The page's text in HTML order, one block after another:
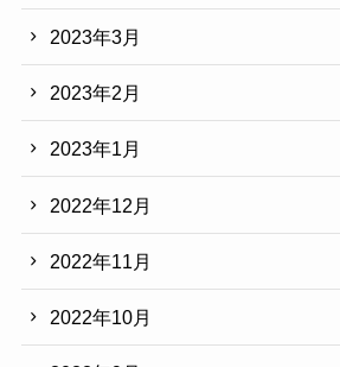
2023年3月
2023年2月
2023年1月
2022年12月
2022年11月
2022年10月